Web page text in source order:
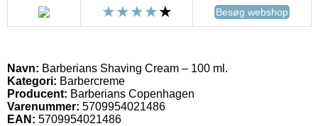
Besøg webshop
Navn: Barberians Shaving Cream – 100 ml.
Kategori: Barbercreme
Producent: Barberians Copenhagen
Varenummer: 5709954021486
EAN: 5709954021486